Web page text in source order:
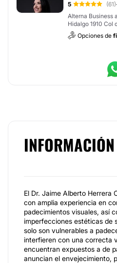
5 (61)·
Alterna Business
Hidalgo 1910 Col
Opciones de
INFORMACIÓN
El Dr. Jaime Alberto Herrera
con amplia experiencia en
padecimientos visuales, así
imperfecciones estéticas de
solo son vulnerables a
interfieren con una correcta
encuentran expuestos a de
anuncian el envejecimiento,